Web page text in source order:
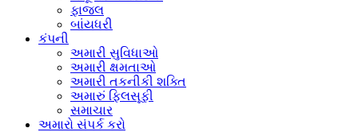
ફાજલ
બાંયધરી
કંપની
અમારી સુવિધાઓ
અમારી ક્ષમતાઓ
અમારી તકનીકી શક્તિ
અમારું ફિલસૂફી
સમાચાર
અમારો સંપર્ક કરો